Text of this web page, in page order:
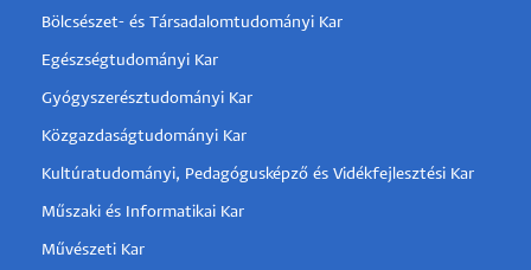
Bölcsészet- és Társadalomtudományi Kar
Egészségtudományi Kar
Gyógyszerésztudományi Kar
Közgazdaságtudományi Kar
Kultúratudományi, Pedagógusképző és Vidékfejlesztési Kar
Műszaki és Informatikai Kar
Művészeti Kar